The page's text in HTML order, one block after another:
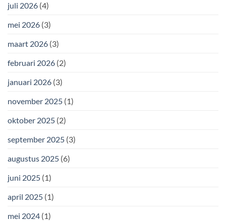
juli 2026 (4)
mei 2026 (3)
maart 2026 (3)
februari 2026 (2)
januari 2026 (3)
november 2025 (1)
oktober 2025 (2)
september 2025 (3)
augustus 2025 (6)
juni 2025 (1)
april 2025 (1)
mei 2024 (1)